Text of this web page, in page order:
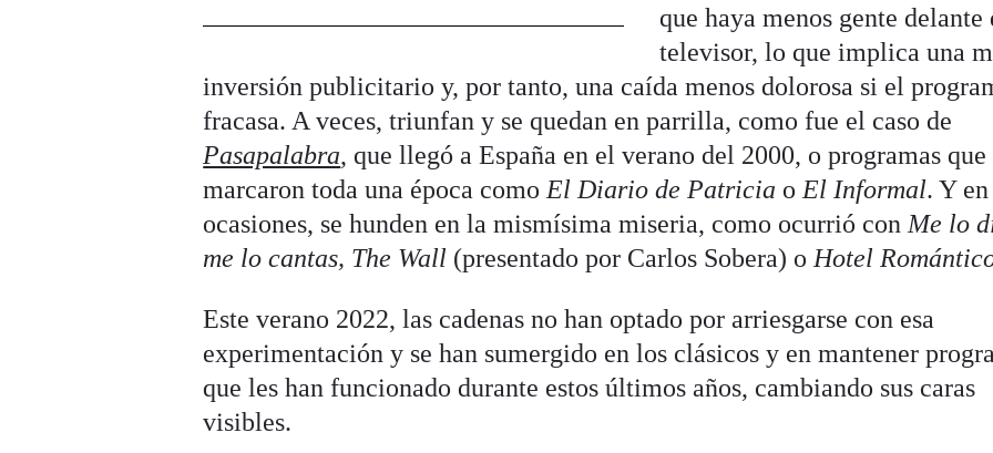
que haya menos gente delante
televisor, lo que implica una
inversión publicitario y, por tanto, una caída menos dolorosa si el
fracasa. A veces, triunfan y se quedan en parrilla, como fue el caso de
Pasapalabra, que llegó a España en el verano del 2000, o programas que
marcaron toda una época comoEl Diario de Patricia oEl Informal. Y
ocasiones, se hunden en la mismísima miseria, como ocurrió conMe lo
me lo cantas, The Wall (presentado por Carlos Sobera) oHotel
Este verano 2022, las cadenas no han optado por arriesgarse con esa
experimentación y se han sumergido en los clásicos y en mantener
que les han funcionado durante estos últimos años, cambiando sus caras
visibles.